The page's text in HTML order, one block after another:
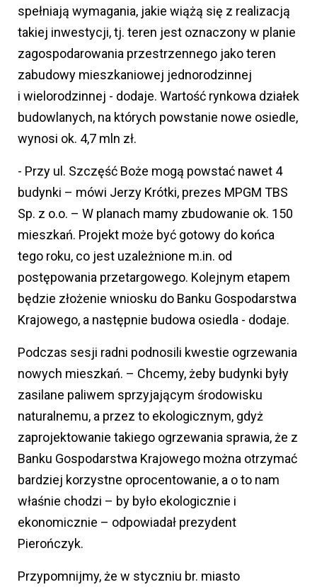
spełniają wymagania, jakie wiążą się z realizacją
takiej inwestycji, tj. teren jest oznaczony w planie
zagospodarowania przestrzennego jako teren
zabudowy mieszkaniowej jednorodzinnej
i wielorodzinnej - dodaje. Wartość rynkowa działek
budowlanych, na których powstanie nowe osiedle,
wynosi ok. 4,7 mln zł.
- Przy ul. Szczęść Boże mogą powstać nawet 4
budynki – mówi Jerzy Krótki, prezes MPGM TBS
Sp. z o.o. – W planach mamy zbudowanie ok. 150
mieszkań. Projekt może być gotowy do końca
tego roku, co jest uzależnione m.in. od
postępowania przetargowego. Kolejnym etapem
będzie złożenie wniosku do Banku Gospodarstwa
Krajowego, a następnie budowa osiedla - dodaje.
Podczas sesji radni podnosili kwestie ogrzewania
nowych mieszkań. – Chcemy, żeby budynki były
zasilane paliwem sprzyjającym środowisku
naturalnemu, a przez to ekologicznym, gdyż
zaprojektowanie takiego ogrzewania sprawia, że z
Banku Gospodarstwa Krajowego można otrzymać
bardziej korzystne oprocentowanie, a o to nam
właśnie chodzi – by było ekologicznie i
ekonomicznie – odpowiadał prezydent
Pierończyk.
Przypomnijmy, że w styczniu br. miasto